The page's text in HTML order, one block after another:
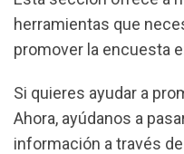
herramientas que
promover la encuesta
Si quieres ayudar a
Ahora, ayúdanos a
información a través